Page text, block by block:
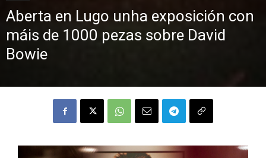
Aberta en Lugo unha exposición con
máis de 1000 pezas sobre David
Bowie